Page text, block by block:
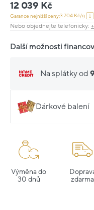
12 039 Kč
Garance nejnižší ceny:3 704 Kč/g
Nebo objednejte telefonicky:
Další možnosti
Na splátky od
Dárkové balení
Výměna do
30 dnů
zdarma